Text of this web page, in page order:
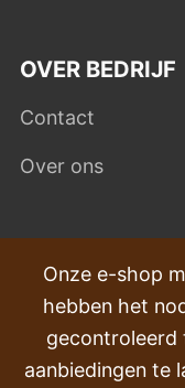
OVER BEDRIJF
Contact
Over ons
VEEL
Klachten
Transport en
Onze e-shop
hebben het
gecontroleerd
aanbiedingen te